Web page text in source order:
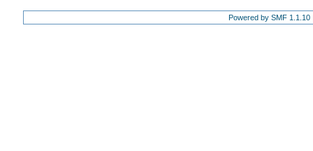
Powered by SMF 1.1.10